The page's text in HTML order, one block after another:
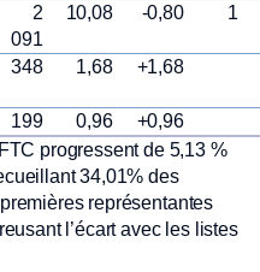
2
091
10,08 -0,80 1
348 1,68 +1,68
199 0,96
+0,96
progressent de 5,13 %
34,01% des
représentantes
l’écart avec les listes